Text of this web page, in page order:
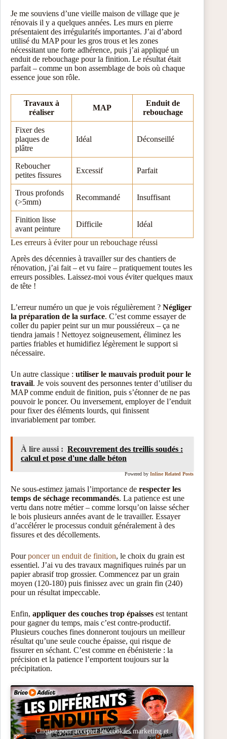
Je me souviens d’une vieille maison de village que je
rénovais il y a quelques années. Les murs en pierre
présentaient des irrégularités importantes. J’ai d’abord
utilisé du MAP pour les gros trous et les zones
nécessitant une forte adhérence, puis j’ai appliqué un
enduit de rebouchage pour la finition. Le résultat était
parfait – comme un bon assemblage de bois où chaque
essence joue son rôle.
Travaux à
réaliser
MAP
Enduit de
rebouchage
Fixer des
plaques de
plâtre
Idéal Déconseillé
Reboucher
petites fissures
Excessif Parfait
Trous profonds
(>5mm)
Recommandé Insuffisant
Finition lisse
avant peinture
Difficile Idéal
Les erreurs à éviter pour un rebouchage réussi
Après des décennies à travailler sur des chantiers de
rénovation, j’ai fait – et vu faire – pratiquement toutes les
erreurs possibles. Laissez-moi vous éviter quelques maux
de tête !
L’erreur numéro un que je vois régulièrement ? Négliger
la préparation de la surface. C’est comme essayer de
coller du papier peint sur un mur poussiéreux – ça ne
tiendra jamais ! Nettoyez soigneusement, éliminez les
parties friables et humidifiez légèrement le support si
nécessaire.
Un autre classique : utiliser le mauvais produit pour le
travail. Je vois souvent des personnes tenter d’utiliser du
MAP comme enduit de finition, puis s’étonner de ne pas
pouvoir le poncer. Ou inversement, employer de l’enduit
pour fixer des éléments lourds, qui finissent
invariablement par tomber.
À lire aussi : Recouvrement des treillis soudés :
calcul et pose d'une dalle béton
Powered by Inline Related Posts
Ne sous-estimez jamais l’importance de respecter les
temps de séchage recommandés. La patience est une
vertu dans notre métier – comme lorsqu’on laisse sécher
le bois plusieurs années avant de le travailler. Essayer
d’accélérer le processus conduit généralement à des
fissures et des décollements.
Pourponcer un enduit de finition, le choix du grain est
essentiel. J’ai vu des travaux magnifiques ruinés par un
papier abrasif trop grossier. Commencez par un grain
moyen (120-180) puis finissez avec un grain fin (240)
pour un résultat impeccable.
Enfin, appliquer des couches trop épaisses est tentant
pour gagner du temps, mais c’est contre-productif.
Plusieurs couches fines donneront toujours un meilleur
résultat qu’une seule couche épaisse, qui risque de
fissurer en séchant. C’est comme en ébénisterie : la
précision et la patience l’emportent toujours sur la
précipitation.
Cliquez pour accepter les cookies marketing et